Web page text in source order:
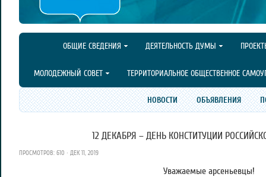
ОБЩИЕ СВЕДЕНИЯ ДЕЯТЕЛЬНОСТЬ ДУМЫ
МОЛОДЕЖНЫЙ СОВЕТ ТЕРРИТОРИАЛЬНОЕ ОБЩЕСТВЕННОЕ
НОВОСТИ ОБЪЯВЛЕНИЯ
12 ДЕКАБРЯ – ДЕНЬ КОНСТИТУЦИИ
ПРОСМОТРОВ: 610 · ДЕК 11, 2019
Уважаемые арсеньевцы!